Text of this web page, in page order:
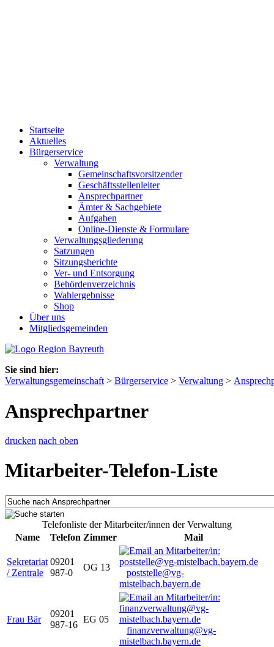
Startseite
Aktuelles
Bürgerservice
Verwaltung
Gemeinschaftsvorsitzender
Geschäftsstellenleiter
Ansprechpartner
Ämter & Sachgebiete
Aufgaben
Online-Dienste & Formulare
Verwaltungsgliederung
Satzungen
Sitzungsberichte
Ver- und Entsorgung
Behördenverzeichnis
Wahlergebnisse
Shop
Über uns
Mitgliedsgemeinden
Sie sind hier:
Verwaltungsgemeinschaft > Bürgerservice > Verwaltung >
Ansprechpartner
drucken nach oben
Mitarbeiter-Telefon-Liste
Telefonliste der Mitarbeiter/innen der Verwaltung
Name
Telefon Zimmer Mail
Sekretariat
/ Zentrale
09201
987-0
OG 13
poststelle@vg-
mistelbach.bayern.de
Frau Bär
09201
987-16
EG 05
finanzverwaltung@vg-
mistelbach.bayern.de